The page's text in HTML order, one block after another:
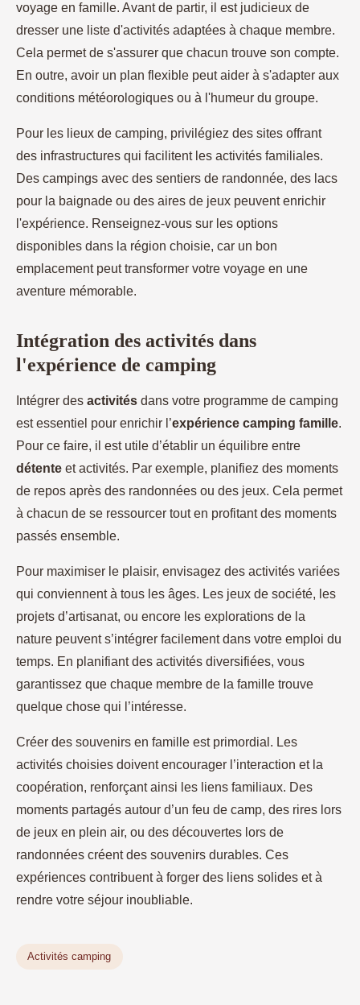
voyage en famille. Avant de partir, il est judicieux de
dresser une liste d'activités adaptées à chaque membre.
Cela permet de s'assurer que chacun trouve son compte.
En outre, avoir un plan flexible peut aider à s'adapter aux
conditions météorologiques ou à l'humeur du groupe.
Pour les lieux de camping, privilégiez des sites offrant
des infrastructures qui facilitent les activités familiales.
Des campings avec des sentiers de randonnée, des lacs
pour la baignade ou des aires de jeux peuvent enrichir
l'expérience. Renseignez-vous sur les options
disponibles dans la région choisie, car un bon
emplacement peut transformer votre voyage en une
aventure mémorable.
Intégration des activités dans
l'expérience de camping
Intégrer des activités dans votre programme de camping
est essentiel pour enrichir l’expérience camping famille.
Pour ce faire, il est utile d’établir un équilibre entre
détente et activités. Par exemple, planifiez des moments
de repos après des randonnées ou des jeux. Cela permet
à chacun de se ressourcer tout en profitant des moments
passés ensemble.
Pour maximiser le plaisir, envisagez des activités variées
qui conviennent à tous les âges. Les jeux de société, les
projets d’artisanat, ou encore les explorations de la
nature peuvent s’intégrer facilement dans votre emploi du
temps. En planifiant des activités diversifiées, vous
garantissez que chaque membre de la famille trouve
quelque chose qui l’intéresse.
Créer des souvenirs en famille est primordial. Les
activités choisies doivent encourager l’interaction et la
coopération, renforçant ainsi les liens familiaux. Des
moments partagés autour d’un feu de camp, des rires lors
de jeux en plein air, ou des découvertes lors de
randonnées créent des souvenirs durables. Ces
expériences contribuent à forger des liens solides et à
rendre votre séjour inoubliable.
Activités camping